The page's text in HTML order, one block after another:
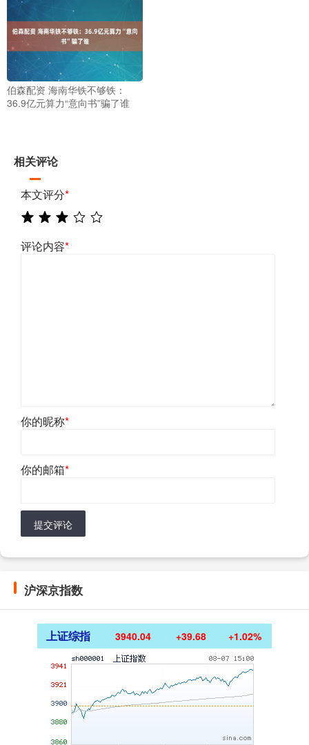
伯森配资 海南华铁不够铁：
36.9亿元算力“意向书”骗了谁
相关评论
本文评分*
评论内容*
你的昵称*
你的邮箱*
提交评论
沪深京指数
上证综指 3940.04 +39.68 +1.02%